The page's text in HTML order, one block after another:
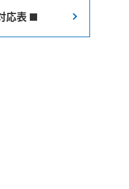
応表